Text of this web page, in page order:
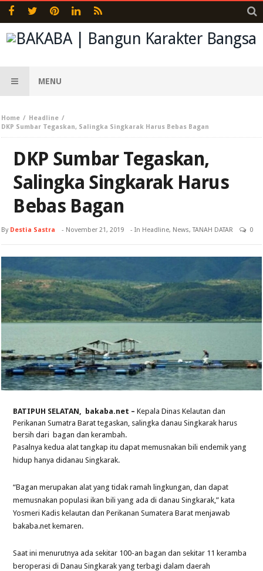
MENU
Home
Headline
DKP Sumbar Tegaskan, Salingka Singkarak Harus Bebas Bagan
DKP Sumbar Tegaskan,
Salingka Singkarak Harus
Bebas Bagan
By Destia Sastra - November 21, 2019 - In Headline, News,TANAH DATAR 0
BATIPUH SELATAN, bakaba.net – Kepala Dinas Kelautan dan
Perikanan Sumatra Barat tegaskan, salingka danau Singkarak harus
bersih dari bagan dan kerambah.
Pasalnya kedua alat tangkap itu dapat memusnakan bili endemik yang
hidup hanya didanau Singkarak.
“Bagan merupakan alat yang tidak ramah lingkungan, dan dapat
memusnakan populasi ikan bili yang ada di danau Singkarak,” kata
Yosmeri Kadis kelautan dan Perikanan Sumatera Barat menjawab
bakaba.net kemaren.
Saat ini menurutnya ada sekitar 100-an bagan dan sekitar 11 keramba
beroperasi di Danau Singkarak yang terbagi dalam daerah